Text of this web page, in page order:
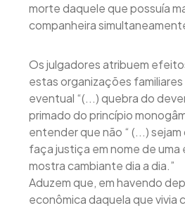
morte daquele que possuía
companheira
Os julgadores atribuem
estas organizações
eventual “(...) quebra do
primado do princípio
entender que não “ (...)
faça justiça em nome de
mostra cambiante dia a dia.”
Aduzem que, em havendo
econômica daquela que vivia